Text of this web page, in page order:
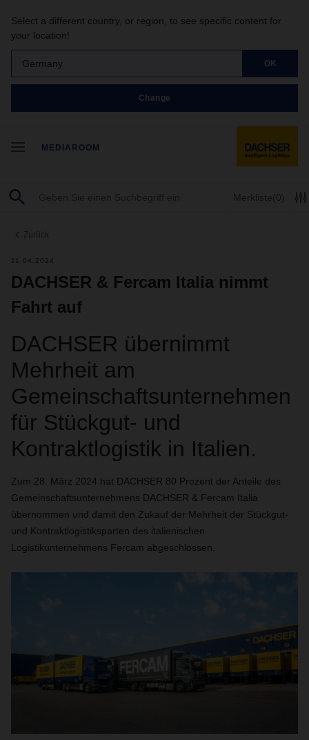
Select a different country, or region, to see specific content for
your location!
Germany OK
Change
MEDIAROOM
Merkliste(0)
Zurück
11.04.2024
DACHSER & Fercam Italia nimmt
Fahrt auf
DACHSER übernimmt
Mehrheit am
Gemeinschaftsunternehmen
für Stückgut- und
Kontraktlogistik in Italien.
Zum 28. März 2024 hat DACHSER 80 Prozent der Anteile des
Gemeinschaftsunternehmens DACHSER & Fercam Italia
übernommen und damit den Zukauf der Mehrheit der Stückgut-
und Kontraktlogistiksparten des italienischen
Logistikunternehmens Fercam abgeschlossen.